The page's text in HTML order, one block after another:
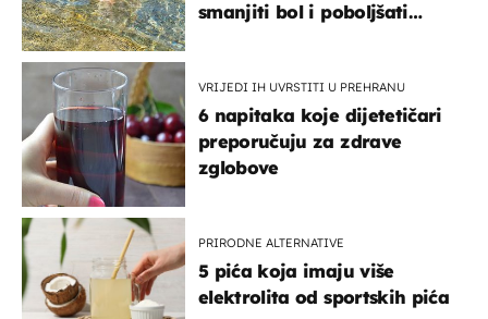
smanjiti bol i poboljšati
VRIJEDI IH UVRSTITI U PREHRANU
6 napitaka koje dijetetičari
preporučuju za zdrave
zglobove
PRIRODNE ALTERNATIVE
5 pića koja imaju više
elektrolita od sportskih pića